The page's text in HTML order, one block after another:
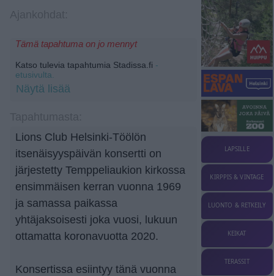
Tämä tapahtuma on jo mennyt
Katso tulevia tapahtumia Stadissa.fi -
etusivulta.
Näytä lisää
Lions Club Helsinki-Töölön
itsenäisyyspäivän konsertti on
järjestetty Temppeliaukion kirkossa
ensimmäisen kerran vuonna 1969
ja samassa paikassa
yhtäjaksoisesti joka vuosi, lukuun
ottamatta koronavuotta 2020.
Konsertissa esiintyy tänä vuonna
LAPSILLE
KIRPPIS & VINTAGE
LUONTO & RETKEILY
KEIKAT
TERASSIT